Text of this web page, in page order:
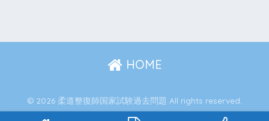
HOME
© 2026 柔道整復師国家試験過去問題 All rights reserved.